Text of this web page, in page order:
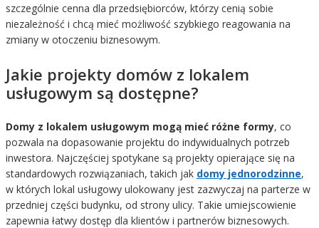
szczególnie cenna dla przedsiębiorców, którzy cenią sobie
niezależność i chcą mieć możliwość szybkiego reagowania na
zmiany w otoczeniu biznesowym.
Jakie projekty domów z lokalem
usługowym są dostępne?
Domy z lokalem usługowym mogą mieć różne formy, co
pozwala na dopasowanie projektu do indywidualnych potrzeb
inwestora. Najczęściej spotykane są projekty opierające się na
standardowych rozwiązaniach, takich jak domy jednorodzinne,
w których lokal usługowy ulokowany jest zazwyczaj na parterze w
przedniej części budynku, od strony ulicy. Takie umiejscowienie
zapewnia łatwy dostęp dla klientów i partnerów biznesowych.